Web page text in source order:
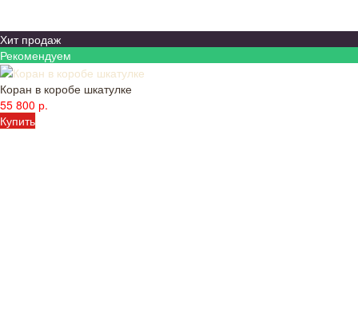
Хит продаж
Рекомендуем
Коран в коробе шкатулке
55 800 р.
Купить